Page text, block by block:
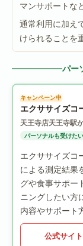
マンサポートな
通常利用に加え
けられることを
パー
キャンペーン中
エクササイズコ
天王寺店天王寺駅
パーソナルも受けたい
エクササイズコ
による測定結果
グや食事サポー
ニングしたい方
内容やサポート
公式サイ